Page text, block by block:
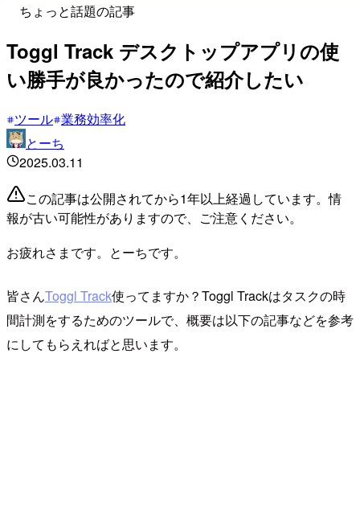
ちょっと話題の記事
Toggl Track デスクトップアプリの使
い勝手が良かったので紹介したい
ツール 業務効率化
とーち
2025.03.11
この記事は公開されてから1年以上経過しています。情
報が古い可能性がありますので、ご注意ください。
お疲れさまです。とーちです。
皆さんToggl Track使ってますか？Toggl Trackはタスクの時
間計測をするためのツールで、概要は以下の記事などを参考
にしてもらえればと思います。